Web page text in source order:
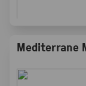
Mediterrane